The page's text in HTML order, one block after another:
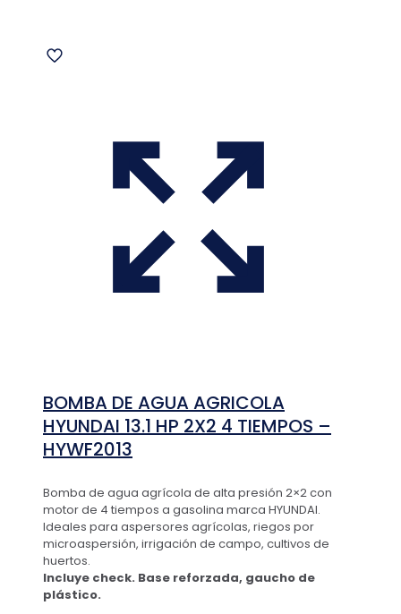
BOMBA DE AGUA AGRICOLA
HYUNDAI 13.1 HP 2X2 4 TIEMPOS –
HYWF2013
Bomba de agua agrícola de alta presión 2×2 con
motor de 4 tiempos a gasolina marca HYUNDAI.
Ideales para aspersores agrícolas, riegos por
microaspersión, irrigación de campo, cultivos de
huertos.
Incluye check. Base reforzada, gaucho de
plástico.